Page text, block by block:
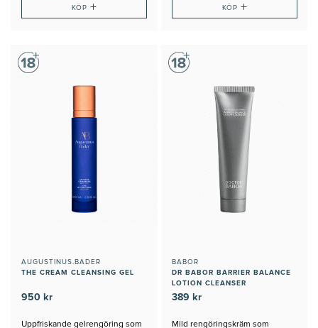
KÖP + KÖP +
AUGUSTINUS.BADER
THE CREAM CLEANSING GEL
950 kr
Uppfriskande gelrengöring som
BABOR
DR BABOR BARRIER BALANCE
LOTION CLEANSER
389 kr
Mild rengöringskräm som